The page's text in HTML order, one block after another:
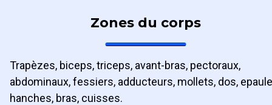
Zones du corps
Trapèzes, biceps, triceps, avant-bras, pectoraux,
abdominaux, fessiers, adducteurs, mollets, dos,
hanches, bras, cuisses.